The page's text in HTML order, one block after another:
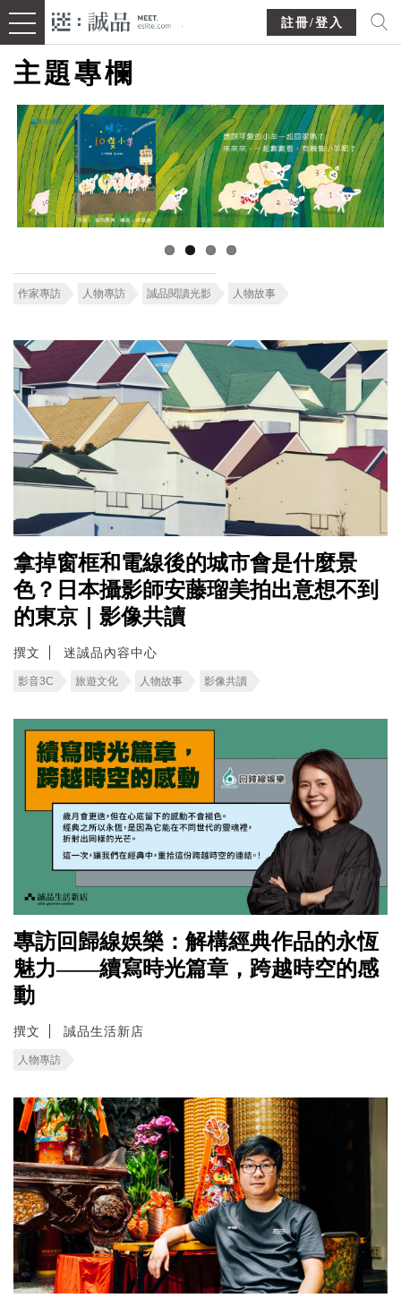
註冊/登入
主題專欄
作家專訪 人物專訪 誠品閱讀光影 人物故事
拿掉窗框和電線後的城市會是什麼景
色？日本攝影師安藤瑠美拍出意想不到
的東京｜影像共讀
撰文 迷誠品內容中心
影音3C 旅遊文化 人物故事 影像共讀
專訪回歸線娛樂：解構經典作品的永恆
魅力——續寫時光篇章，跨越時空的感
動
撰文 誠品生活新店
人物專訪